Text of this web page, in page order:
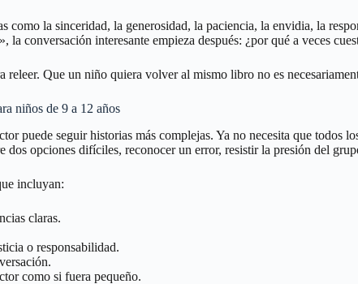
como la sinceridad, la generosidad, la paciencia, la envidia, la
la conversación interesante empieza después: ¿por qué a veces
releer. Que un niño quiera volver al mismo libro no es
niños de 9 a 12 años
puede seguir historias más complejas. Ya no necesita que todos
dos opciones difíciles, reconocer un error, resistir la presión del
incluyan:
claras.
o responsabilidad.
como si fuera pequeño.